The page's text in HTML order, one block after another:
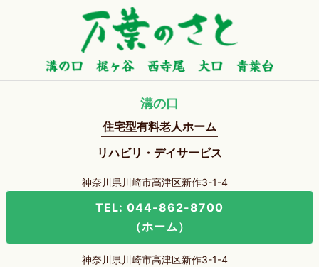
溝の口
住宅型有料老人ホーム
リハビリ・デイサービス
神奈川県川崎市高津区新作3-1-4
TEL: 044-862-8700
（ホーム）
神奈川県川崎市高津区新作3-1-4